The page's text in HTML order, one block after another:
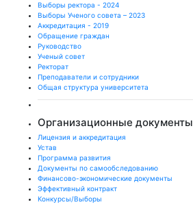
Выборы ректора - 2024
Выборы Ученого совета – 2023
Аккредитация - 2019
Обращение граждан
Руководство
Ученый совет
Ректорат
Преподаватели и сотрудники
Общая структура университета
Организационные документы
Лицензия и аккредитация
Устав
Программа развития
Документы по самообследованию
Финансово-экономические документы
Эффективный контракт
Конкурсы/Выборы